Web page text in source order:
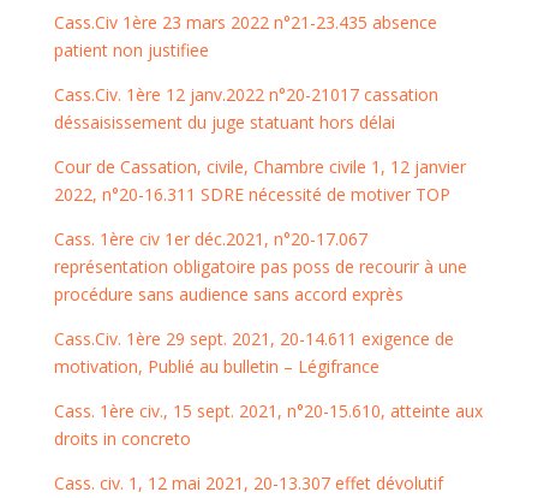
Cass.Civ 1ère 23 mars 2022 n°21-23.435 absence
patient non justifiee
Cass.Civ. 1ère 12 janv.2022 n°20-21017 cassation
déssaisissement du juge statuant hors délai
Cour de Cassation, civile, Chambre civile 1, 12 janvier
2022, n°20-16.311 SDRE nécessité de motiver TOP
Cass. 1ère civ 1er déc.2021, n°20-17.067
représentation obligatoire pas poss de recourir à une
procédure sans audience sans accord exprès
Cass.Civ. 1ère 29 sept. 2021, 20-14.611 exigence de
motivation, Publié au bulletin – Légifrance
Cass. 1ère civ., 15 sept. 2021, n°20-15.610, atteinte aux
droits in concreto
Cass. civ. 1, 12 mai 2021, 20-13.307 effet dévolutif